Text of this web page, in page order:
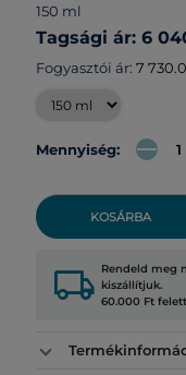
150 ml
Tagsági ár: 6
Fogyasztói ár: 7
Mennyiség:
KOSÁRBA
local_shipping Rendeld meg
kiszállítjuk.
60.000 Ft